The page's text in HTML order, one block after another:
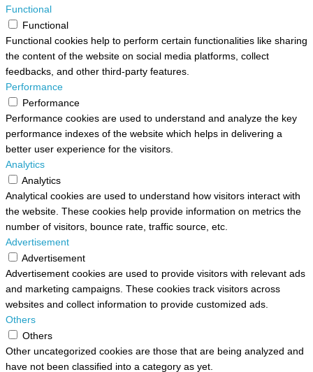
Functional
Functional
Functional cookies help to perform certain functionalities like sharing
the content of the website on social media platforms, collect
feedbacks, and other third-party features.
Performance
Performance
Performance cookies are used to understand and analyze the key
performance indexes of the website which helps in delivering a
better user experience for the visitors.
Analytics
Analytics
Analytical cookies are used to understand how visitors interact with
the website. These cookies help provide information on metrics the
number of visitors, bounce rate, traffic source, etc.
Advertisement
Advertisement
Advertisement cookies are used to provide visitors with relevant ads
and marketing campaigns. These cookies track visitors across
websites and collect information to provide customized ads.
Others
Others
Other uncategorized cookies are those that are being analyzed and
have not been classified into a category as yet.